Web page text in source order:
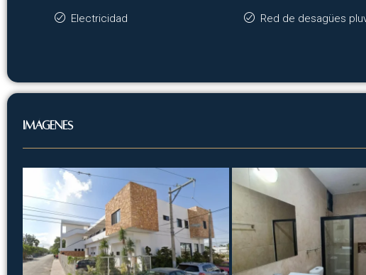
Electricidad Red de desagües
Imágenes